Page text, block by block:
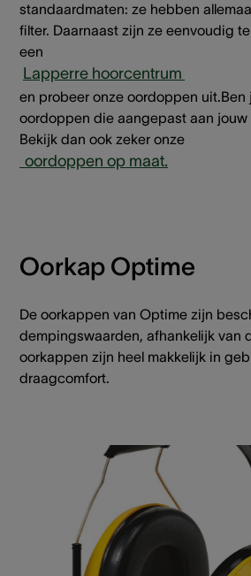
standaardmaten: ze hebben
filter. Daarnaast zijn ze eenvoudig
een
Lapperre hoorcentrum
en probeer onze oordoppen uit.Ben
oordoppen die aangepast aan
Bekijk dan ook zeker onze
oordoppen op maat.
Oorkap Optime
De oorkappen van Optime zijn
dempingswaarden, afhankelijk van
oorkappen zijn heel makkelijk in
draagcomfort.